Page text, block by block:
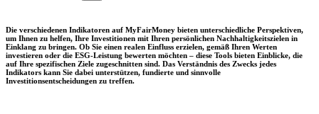
Die verschiedenen Indikatoren auf MyFairMoney bieten unterschiedliche Perspektiven,
um Ihnen zu helfen, Ihre Investitionen mit Ihren persönlichen Nachhaltigkeitszielen in
Einklang zu bringen. Ob Sie einen realen Einfluss erzielen, gemäß Ihren Werten
investieren oder die ESG-Leistung bewerten möchten – diese Tools bieten Einblicke, die
auf Ihre spezifischen Ziele zugeschnitten sind. Das Verständnis des Zwecks jedes
Indikators kann Sie dabei unterstützen, fundierte und sinnvolle
Investitionsentscheidungen zu treffen.